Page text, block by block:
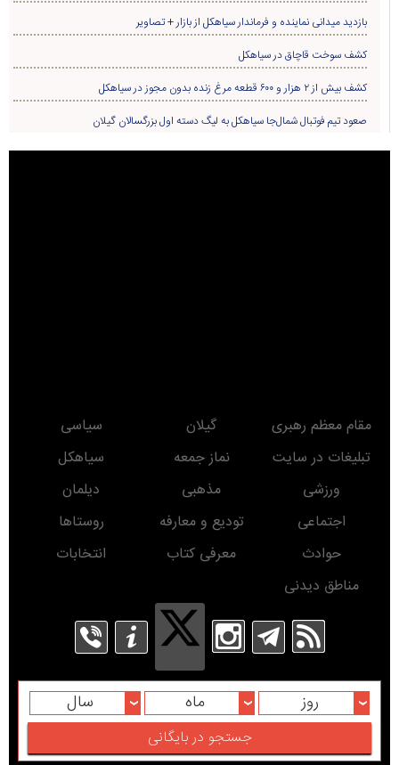
بازدید میدانی نماینده و فرماندار سیاهکل از بازار + تصاویر
کشف سوخت قاچاق در سياهکل
کشف بیش از ۲ هزار و ۶۰۰ قطعه مرغ زنده بدون مجوز در سیاهکل
صعود تیم فوتبال شمال‌جا‌ سیاهکل به لیگ دسته اول بزرگسالان گیلان
مقام معظم رهبری گیلان
سیاسی
تبلیغات در سایت
نماز جمعه
سیاهکل
ورزشی
مذهبی
دیلمان
اجتماعی
تودیع و معارفه
روستاها
حوادث
معرفی کتاب
انتخابات
مناطق دیدنی
روز ماه سال